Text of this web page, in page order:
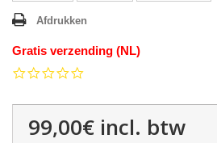
Afdrukken
Gratis verzending (NL)
99,00€ incl. btw